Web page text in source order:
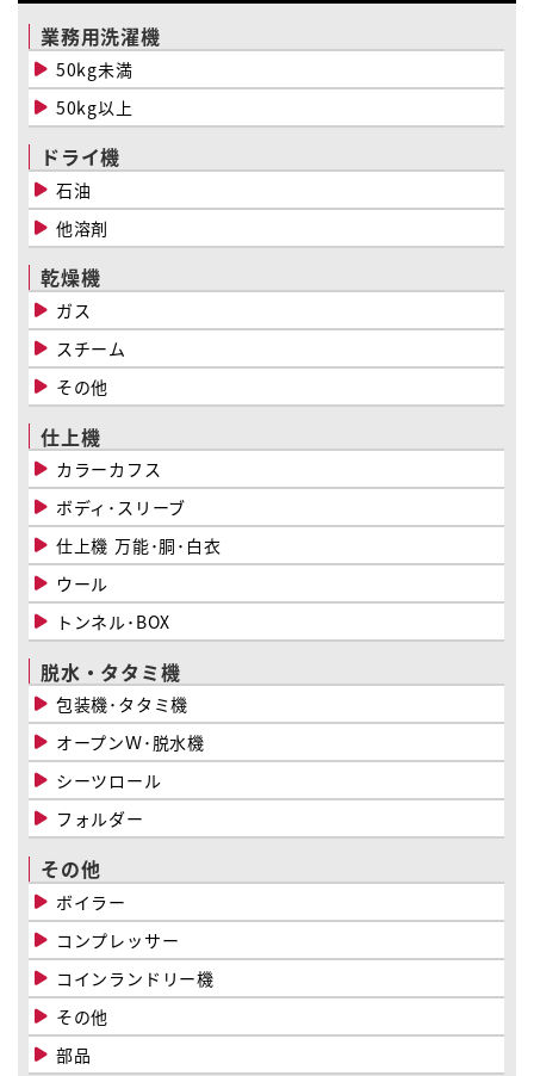
ペ
ー
ジ
送
り
業務用洗濯機
50kg未満
50kg以上
ドライ機
石油
他溶剤
乾燥機
ガス
スチーム
その他
仕上機
カラーカフス
ボディ･スリーブ
仕上機 万能･胴･白衣
ウール
トンネル･BOX
脱水・タタミ機
包装機･タタミ機
オープンＷ･脱水機
シーツロール
フォルダー
その他
ボイラー
コンプレッサー
コインランドリー機
その他
部品